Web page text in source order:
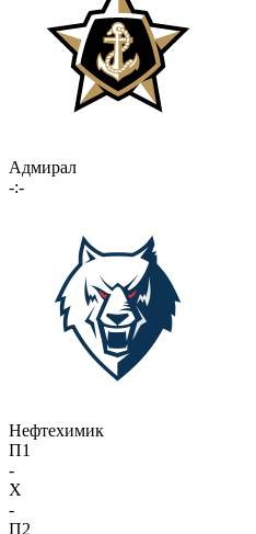
Адмирал
-:-
Нефтехимик
П1
-
X
-
П2